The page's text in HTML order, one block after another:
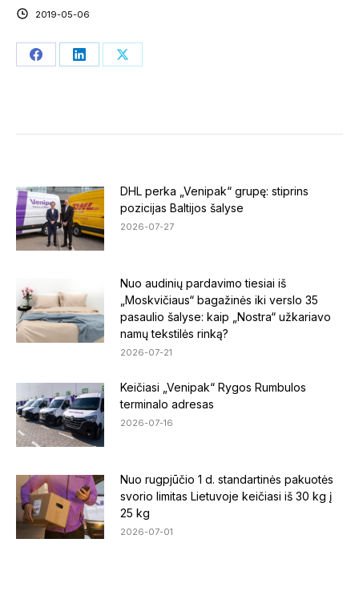
2019-05-06
Share Share Share
DHL perka „Venipak“ grupę: stiprins
pozicijas Baltijos šalyse
2026-07-27
Nuo audinių pardavimo tiesiai iš
„Moskvičiaus“ bagažinės iki verslo 35
pasaulio šalyse: kaip „Nostra“ užkariavo
namų tekstilės rinką?
2026-07-21
Keičiasi „Venipak“ Rygos Rumbulos
terminalo adresas
2026-07-16
Nuo rugpjūčio 1 d. standartinės pakuotės
svorio limitas Lietuvoje keičiasi iš 30 kg į
25 kg
2026-07-01